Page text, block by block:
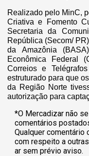
Realizado pelo MinC,
Criativa e Fomento
Secretaria da
República (Secom/
da Amazônia
Econômica Federal
Correios e
estruturado para que
da Região Norte
autorização para
*O Mercadizar não
comentários
Qualquer
com respeito a
ar sem prévio aviso.